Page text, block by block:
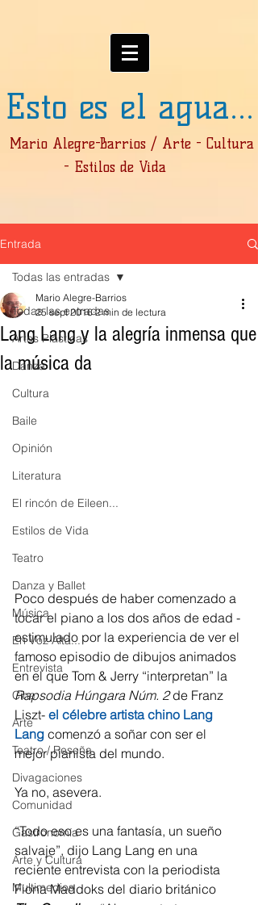
Esto es el agua...
Mario Alegre-Barrios / Arte - Cultura
- Estilos de Vida
Entrada
Todas las entradas
Artes Plásticas
Danza
Cultura
Baile
Opinión
Literatura
El rincón de Eileen...
Estilos de Vida
Teatro
Danza y Ballet
Música
En Voz Alta...
Entrevista
Cine
Arte
Teatro / Reseña
Divagaciones
Comunidad
Gastronomía
Arte y Cultura
Multimedios
Todas las entradas
Lang Lang y la alegría inmensa que
la música da
Mario Alegre-Barrios
25 sept 2016 2 min de lectura
Poco después de haber comenzado a
tocar el piano a los dos años de edad -
estimulado por la experiencia de ver el
famoso episodio de dibujos animados
en el que Tom & Jerry “interpretan” la
Rapsodia Húngara Núm. 2 de Franz
Liszt- el célebre artista chino Lang
Lang comenzó a soñar con ser el
mejor pianista del mundo.
Ya no, asevera.
“Todo eso es una fantasía, un sueño
salvaje”, dijo Lang Lang en una
reciente entrevista con la periodista
Fiona Maddoks del diario británico